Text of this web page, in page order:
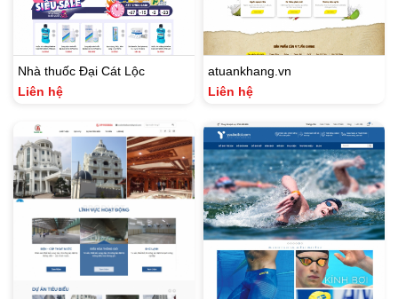
Nhà thuốc Đại Cát Lộc
Liên hệ
atuankhang.vn
Liên hệ